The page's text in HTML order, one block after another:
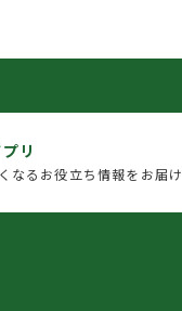
リ
なるお役立ち情報をお届け